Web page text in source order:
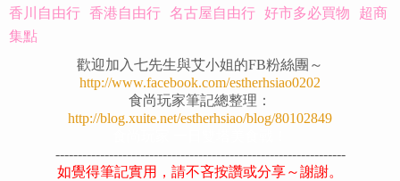
香川自由行 香港自由行 名古屋自由行 好市多必買物 超商
集點
歡迎加入七先生與艾小姐的FB粉絲團～
http://www.facebook.com/estherhsiao0202
食尚玩家筆記總整理：
http://blog.xuite.net/estherhsiao/blog/80102849
-----------------------------------------------------------------
如覺得筆記實用，請不吝按讚或分享～謝謝。